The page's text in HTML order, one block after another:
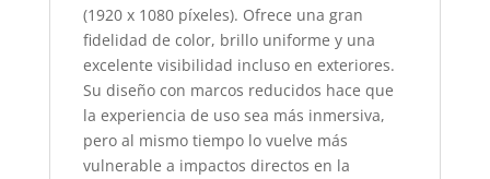
(1920 x 1080 píxeles). Ofrece una gran
fidelidad de color, brillo uniforme y una
excelente visibilidad incluso en exteriores.
Su diseño con marcos reducidos hace que
la experiencia de uso sea más inmersiva,
pero al mismo tiempo lo vuelve más
vulnerable a impactos directos en la